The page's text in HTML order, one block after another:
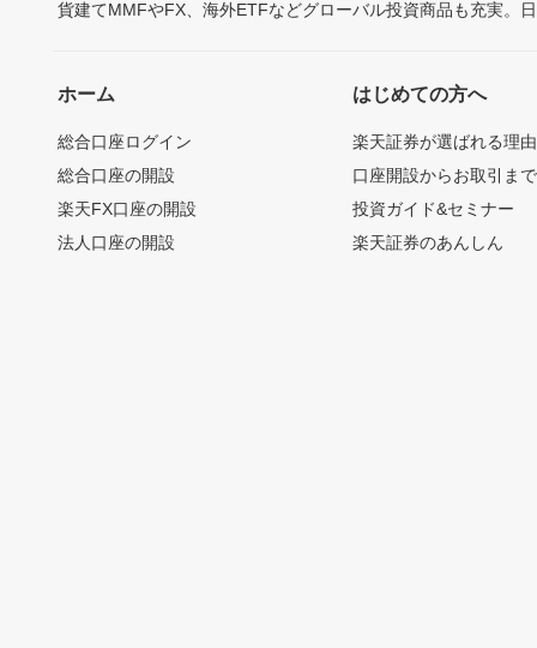
貨建てMMFやFX、海外ETFなどグローバル投資商品も充実。
ホーム
総合口座ログイン
総合口座の開設
楽天FX口座の開設
法人口座の開設
はじめての方へ
楽天証券が選ばれる理由
口座開設からお取引ま
投資ガイド&セミナー
楽天証券のあんしん